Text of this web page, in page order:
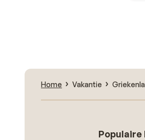
Home Vakantie
Populaire